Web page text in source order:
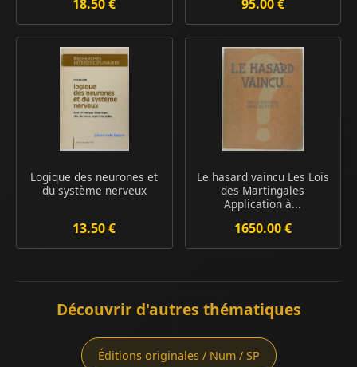
18.50 € 95.00 €
Logique des neurones et
du système nerveux
13.50 €
Le hasard vaincu Les Lois
des Martingales
Application à...
1650.00 €
Découvrir d'autres thématiques
Éditions originales / Num / SP